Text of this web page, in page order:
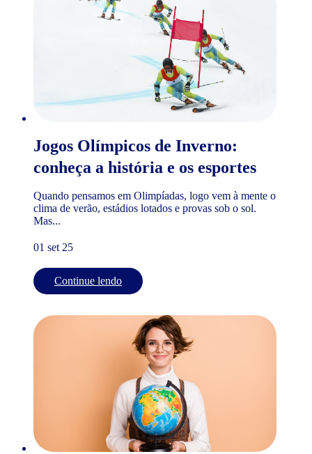
Jogos Olímpicos de Inverno:
conheça a história e os esportes
Quando pensamos em Olimpíadas, logo vem à mente o
clima de verão, estádios lotados e provas sob o sol.
Mas...
01 set 25
Continue lendo